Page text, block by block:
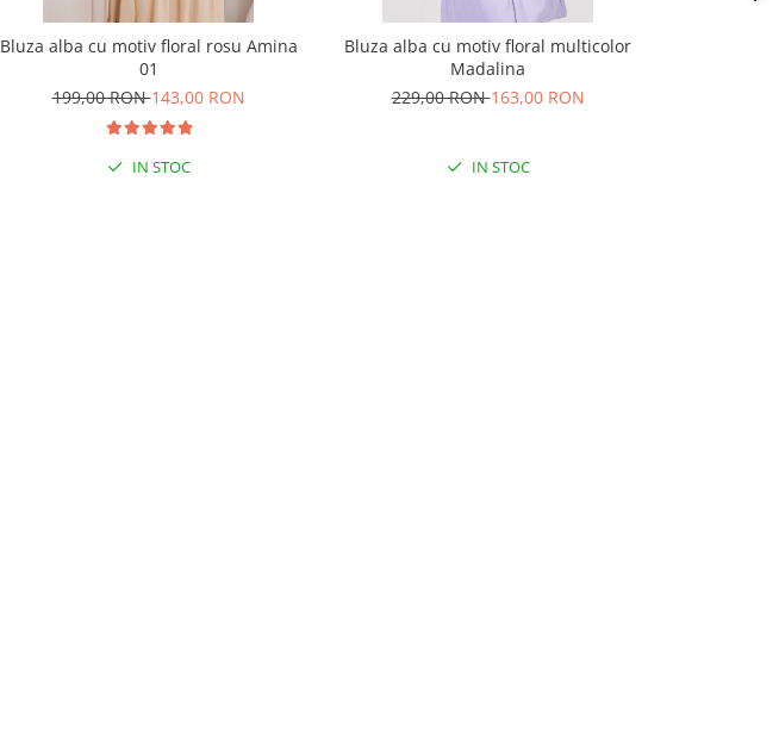
Bluza alba cu motiv floral rosu Amina
01
199,00 RON143,00 RON
IN STOC
Bluza alba cu motiv floral multicolor
Madalina
229,00 RON163,00 RON
IN STOC